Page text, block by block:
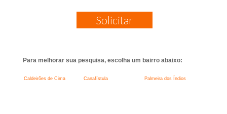
Solicitar
Para melhorar sua pesquisa, escolha um bairro abaixo:
Caldeirões de Cima Canafístula Palmeira dos Índios